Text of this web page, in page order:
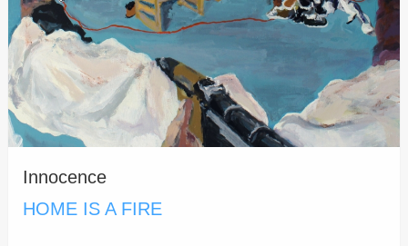
Innocence
HOME IS A FIRE